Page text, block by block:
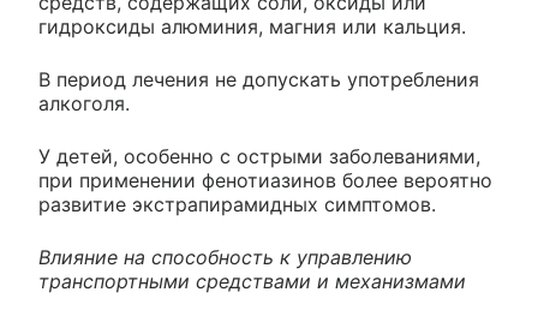
гидроксиды алюминия, магния или кальция.
В период лечения не допускать употребления
алкоголя.
У детей, особенно с острыми заболеваниями,
при применении фенотиазинов более вероятно
развитие экстрапирамидных симптомов.
Влияние на способность к управлению
транспортными средствами и механизмами